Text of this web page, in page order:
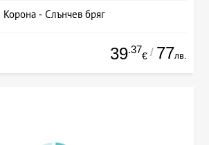
Корона - Слънчев бряг
39.37
€ / 77лв.